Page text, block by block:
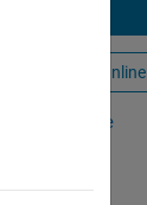
MATLAB Online
Suivre